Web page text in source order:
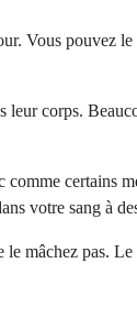
Vous pouvez
corps.
certains
votre sang à
mâchez pas.